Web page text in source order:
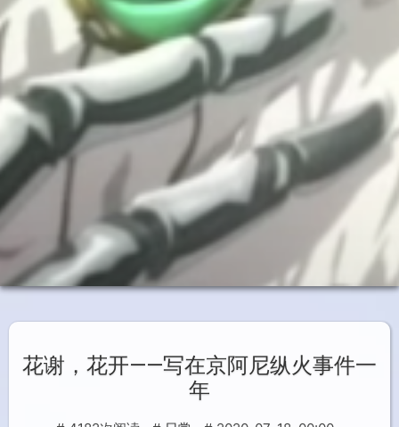
花谢，花开——写在京阿尼纵火事件一
年